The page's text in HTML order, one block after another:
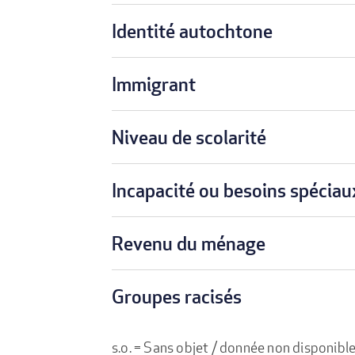
Identité autochtone
Immigrant
Niveau de scolarité
Incapacité ou besoins
Revenu du ménage
Groupes racisés
s.o. = Sans objet / donnée non